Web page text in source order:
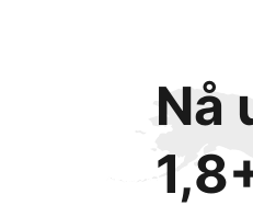
Nå